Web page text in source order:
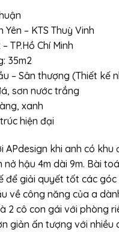
Yên – KTS Thuỳ Vinh
TP.Hồ Chí Minh
35m2
– Sân thượng (Thiết kế
sơn nước trắng
xanh
hiện đại
APdesign khi anh có khu
nở hậu 4m dài 9m. Bài
để giải quyết tốt các
về công năng của a
2 cô con gái với phòng
giản ấn tượng với nhiều